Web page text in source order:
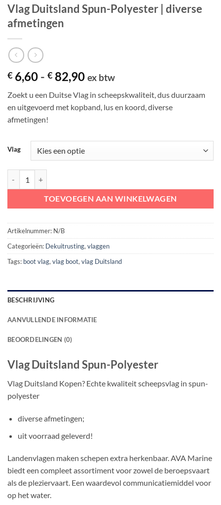
Vlag Duitsland Spun-Polyester | diverse
afmetingen
€ 6,60 - € 82,90Prijsklasse:
tot
€ 82,90
ex btw
Zoekt u een Duitse Vlag in scheepskwaliteit, dus duurzaam
en uitgevoerd met kopband, lus en koord, diverse
afmetingen!
Vlag
TOEVOEGEN AAN WINKELWAGEN
Artikelnummer: N/B
Categorieën: Dekuitrusting, vlaggen
Tags: boot vlag, vlag boot, vlag Duitsland
BESCHRIJVING
AANVULLENDE INFORMATIE
BEOORDELINGEN (0)
Vlag Duitsland Spun-Polyester
Vlag Duitsland Kopen? Echte kwaliteit scheepsvlag in spun-
polyester
diverse afmetingen;
uit voorraad geleverd!
Landenvlagen maken schepen extra herkenbaar. AVA Marine
biedt een compleet assortiment voor zowel de beroepsvaart
als de pleziervaart. Een waardevol communicatiemiddel voor
op het water.